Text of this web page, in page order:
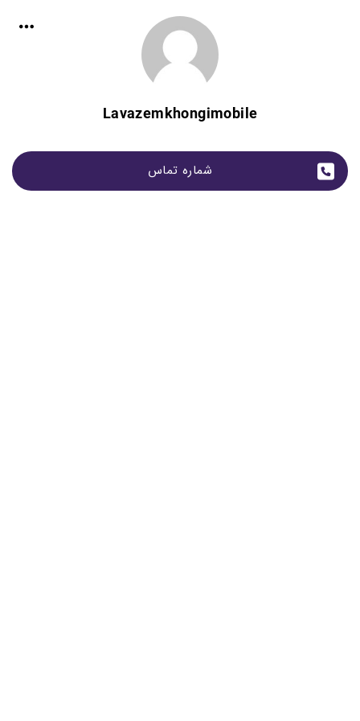
Lavazemkhongimobile
شماره تماس